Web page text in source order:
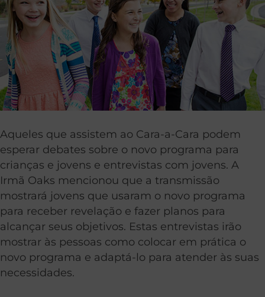
Aqueles que assistem ao Cara-a-Cara podem
esperar debates sobre o novo programa para
crianças e jovens e entrevistas com jovens. A
Irmã Oaks mencionou que a transmissão
mostrará jovens que usaram o novo programa
para receber revelação e fazer planos para
alcançar seus objetivos. Estas entrevistas irão
mostrar às pessoas como colocar em prática o
novo programa e adaptá-lo para atender às suas
necessidades.